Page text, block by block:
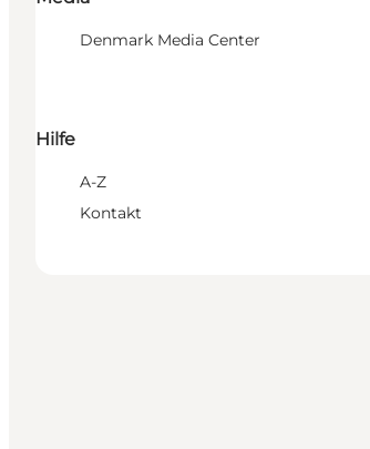
Denmark Media Center
Hilfe
A-Z
Kontakt